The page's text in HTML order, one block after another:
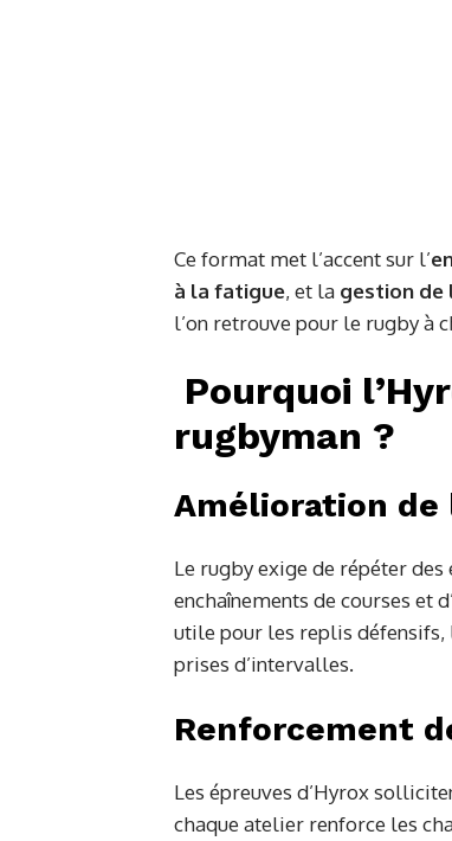
Ce format met l’accent sur l’
à la fatigue, et la gestion de
l’on retrouve pour le rugby à
Pourquoi
rugbyman ?
Amélioration de
Le rugby exige de répéter des
enchaînements de courses et
utile pour les replis défensifs,
prises d’intervalles.
Renforcement
Les épreuves d’Hyrox
chaque atelier renforce les